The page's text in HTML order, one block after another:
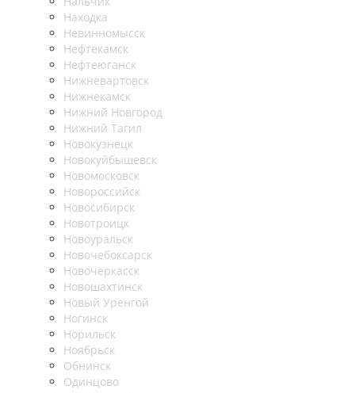
Находка
Невинномысск
Нефтекамск
Нефтеюганск
Нижневартовск
Нижнекамск
Нижний Новгород
Нижний Тагил
Новокузнецк
Новокуйбышевск
Новомосковск
Новороссийск
Новосибирск
Новотроицк
Новоуральск
Новочебоксарск
Новочеркасск
Новошахтинск
Новый Уренгой
Ногинск
Норильск
Ноябрьск
Обнинск
Одинцово